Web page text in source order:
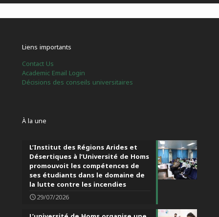
Liens importants
Contact Us
Academic Email Login
Décisions des conseils universitaires
À la une
L’Institut des Régions Arides et
Désertiques à l’Université de Homs
promouvoit les compétences de
ses étudiants dans le domaine de
la lutte contre les incendies
29/07/2026